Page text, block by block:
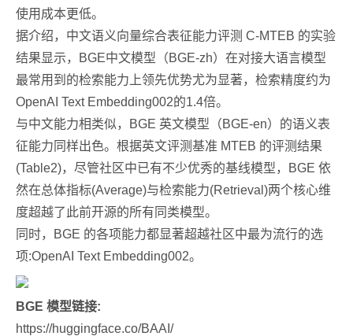
使用成本更低。
据介绍，中文语义向量综合表征能力评测 C-MTEB 的实验
结果显示，BGE中文模型（BGE-zh）在对接大语言模型
最常用到的检索能力上领先优势尤为显著，检索精度约为
OpenAI Text Embedding002的1.4倍。
与中文能力相类似，BGE 英文模型（BGE-en）的语义表
征能力同样出色。根据英文评测基准 MTEB 的评测结果
(Table2)，尽管社区中已有不少优秀的基线模型，BGE 依
然在总体指标(Average)与检索能力(Retrieval)两个核心维
度超越了此前开源的所有同类模型。
同时，BGE 的各项能力都显著超越社区中最为流行的选
项:OpenAI Text Embedding002。
BGE 模型链接:
https://huggingface.co/BAAI/